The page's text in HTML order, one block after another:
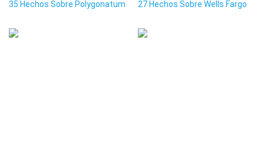
35 Hechos Sobre Polygonatum 27 Hechos Sobre Wells Fargo